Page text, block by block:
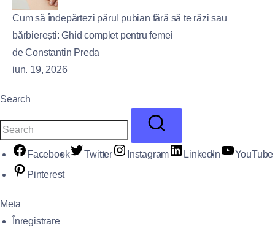
Cum să îndepărtezi părul pubian fără să te răzi sau
bărbierești: Ghid complet pentru femei
de Constantin Preda
iun. 19, 2026
Search
Facebook Twitter Instagram LinkedIn
YouTube
Pinterest
Meta
Înregistrare